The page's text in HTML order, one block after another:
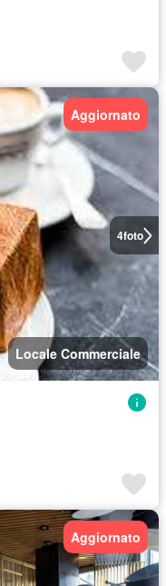
4foto
Aggiornato
Locale Commerciale
Aggiornato